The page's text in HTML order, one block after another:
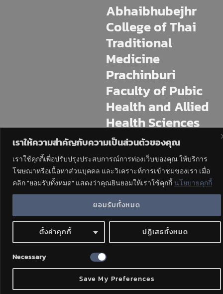
เราให้ความสำคัญกับความเป็นส่วนตัวของคุณ
เราใช้คุกกี้เพื่อปรับปรุงประสบการณ์การท่องเว็บของคุณ ให้บริการ
โฆษณาหรือเนื้อหาส่วนบุคคล และวิเคราะห์การเข้าชมของเรา เมื่อ
คลิก "ยอมรับทั้งหมด" แสดงว่าคุณยินยอมให้เราใช้คุกกี้ นโยบายคุกกี้
ตั้งค่าคุกกี้ ปฏิเสธทั้งหมด
ยอมรับทั้งหมด
Necessary
Save My Preferences
Abhaibhubejhr
College of Thai
Traditional
Medicine
Prachinburi
Faculty of Pubic
Health and Allied
Health Sciences
Institute
225 M.11 Mai Khet, Mueang
Prachinburi, Prachin Buri, 25230
Tel : 037-4544-70,471
สวัสดีค่ะยินดีให้บริการค่ะ